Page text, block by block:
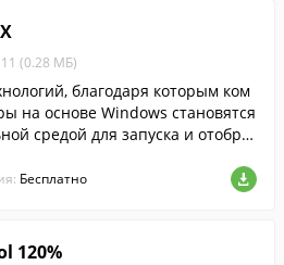
(0.28 МБ)
благодаря которым ком
на основе Windows становятся
средой для запуска и отобра
Бесплатно
120%